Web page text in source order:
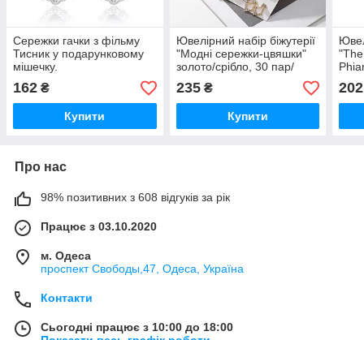
Сережки гачки з фільму
Тисник у подарунковому
мішечку.
162 ₴
Купити
Ювелірний набір біжутерії
"Модні сережки-цвяшки"
золото/срібло, 30 пар/
МЕГАлот
235₴
Купити
12
202
Про нас
98% позитивних з 608 відгуків за рік
Працює з 03.10.2020
м. Одеса
проспект Свободы,47, Одеса, Україна
Контакти
Сьогодні працює з 10:00 до 18:00